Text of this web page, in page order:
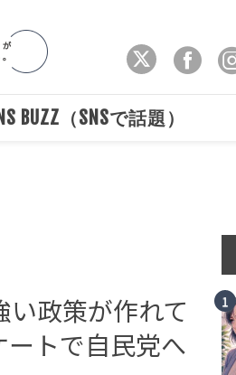
BUZZ（SNSで話題）
政策が作れて
トで自民党へ